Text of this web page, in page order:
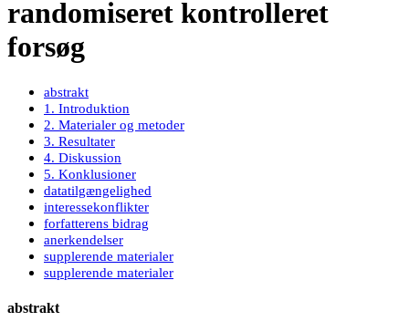
randomiseret kontrolleret
forsøg
abstrakt
1. Introduktion
2. Materialer og metoder
3. Resultater
4. Diskussion
5. Konklusioner
datatilgængelighed
interessekonflikter
forfatterens bidrag
anerkendelser
supplerende materialer
supplerende materialer
abstrakt